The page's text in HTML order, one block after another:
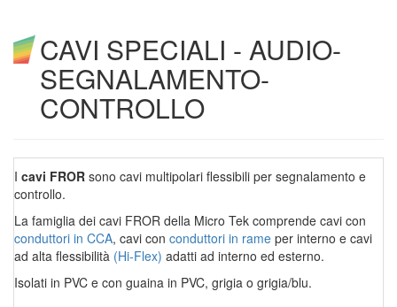
CAVI SPECIALI - AUDIO-
SEGNALAMENTO-
CONTROLLO
I cavi FROR sono cavi multipolari flessibili per segnalamento e
controllo.
La famiglia dei cavi FROR della Micro Tek comprende cavi con
conduttori in CCA, cavi con conduttori in rame per interno e cavi
ad alta flessibilità (Hi-Flex) adatti ad interno ed esterno.
Isolati in PVC e con guaina in PVC, grigia o grigia/blu.